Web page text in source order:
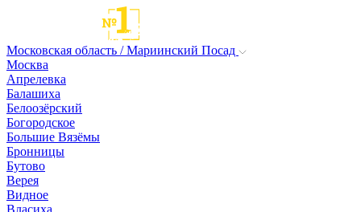
Московская область / Мариинский Посад
Москва
Апрелевка
Балашиха
Белоозёрский
Богородское
Большие Вязёмы
Бронницы
Бутово
Верея
Видное
Власиха